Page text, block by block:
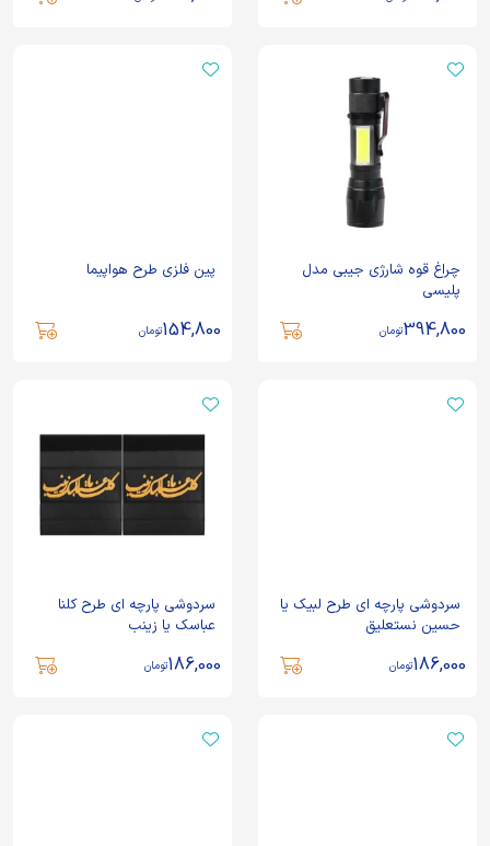
چراغ قوه شارژی جیبی مدل
پلیسی
394,800تومان
پین فلزی طرح هواپیما
154,800تومان
سردوشی پارچه ای طرح لبیک یا
حسین نستعلیق
186,000تومان
سردوشی پارچه ای طرح کلنا
عباسک یا زینب
186,000تومان